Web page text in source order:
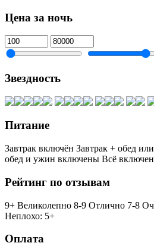
Цена за ночь
Звездность
Питание
Завтрак включён Завтрак + обед
обед и ужин включены Всё
Рейтинг по отзывам
9+ Великолепно 8-9 Отлично 7-8
Неплохо: 5+
Оплата